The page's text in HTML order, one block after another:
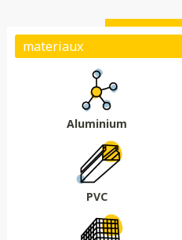
Aluminium
PVC
Plein
Essences de bois
DMC 301
DMC 304
Barrière acoustique